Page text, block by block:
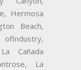
Hermosa
Beach,
Cañada
La